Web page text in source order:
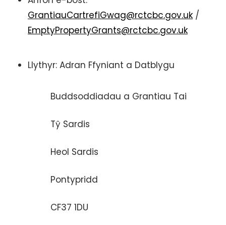
GrantiauCartrefiGwag@rctcbc.gov.uk /
EmptyPropertyGrants@rctcbc.gov.uk
Llythyr: Adran Ffyniant a Datblygu
Buddsoddiadau a Grantiau Tai
Tŷ Sardis
Heol Sardis
Pontypridd
CF37 1DU